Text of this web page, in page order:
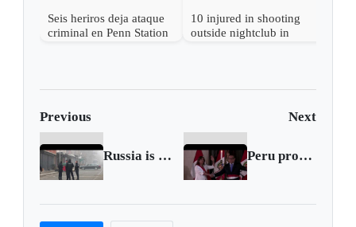
Seis heriros deja ataque
criminal en Penn Station
10 injured in shooting
outside nightclub in
Previous Next
Russia is fueling Serb unrest, Kosovo says Peru protest deaths keep anger burning